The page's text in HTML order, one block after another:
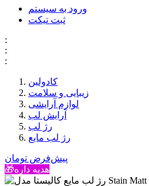
ورود به سیستم
ثبت تیکت
:
:
:
کادولین
زیبایی و سلامت
لوازم آرایشی
آرایش لب
رژ لب
رژ لب مایع
پیش‌فرض تومان
🎁هدیه داره